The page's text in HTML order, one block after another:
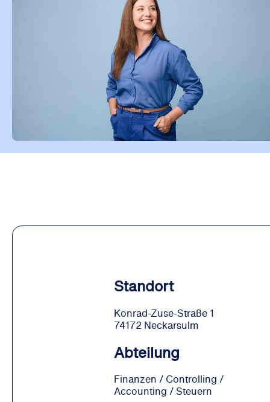
Standort
Konrad-Zuse-Straße 1
74172 Neckarsulm
Abteilung
Finanzen / Controlling /
Accounting / Steuern